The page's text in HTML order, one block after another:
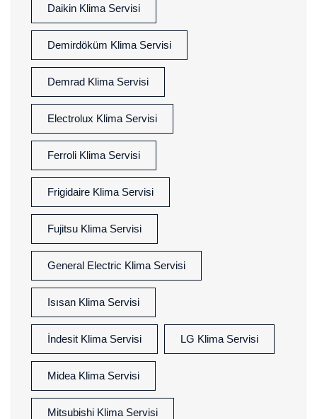
Daikin Klima Servisi
Demirdöküm Klima Servisi
Demrad Klima Servisi
Electrolux Klima Servisi
Ferroli Klima Servisi
Frigidaire Klima Servisi
Fujitsu Klima Servisi
General Electric Klima Servisi
Isısan Klima Servisi
İndesit Klima Servisi LG Klima Servisi
Midea Klima Servisi
Mitsubishi Klima Servisi